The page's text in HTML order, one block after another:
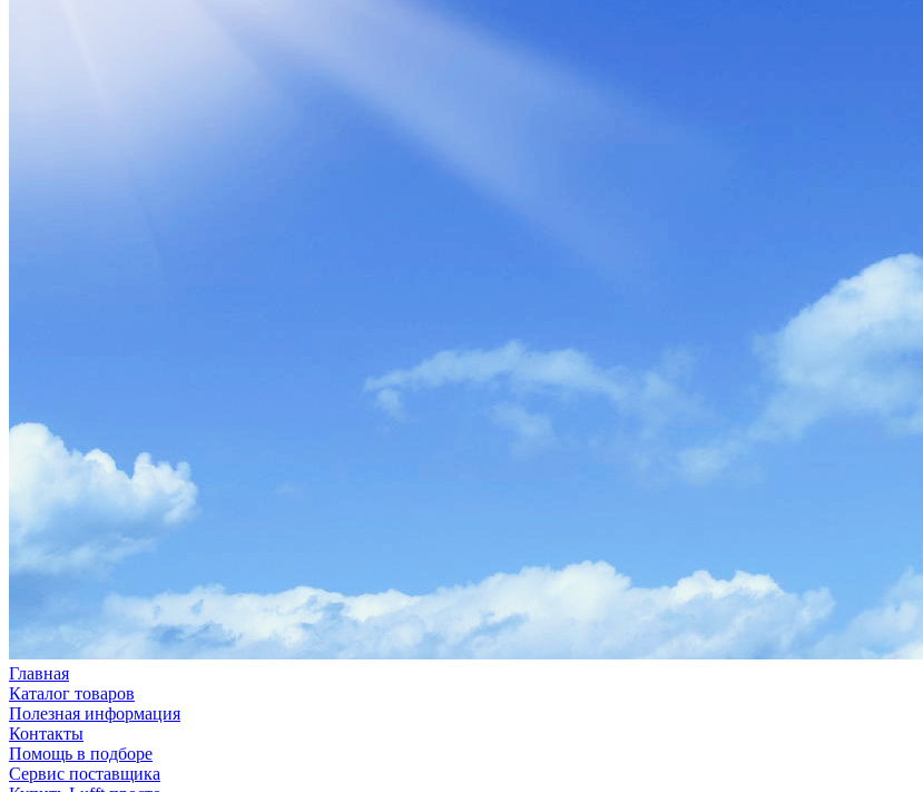
Главная
Каталог товаров
Полезная информация
Контакты
Помощь в подборе
Сервис поставщика